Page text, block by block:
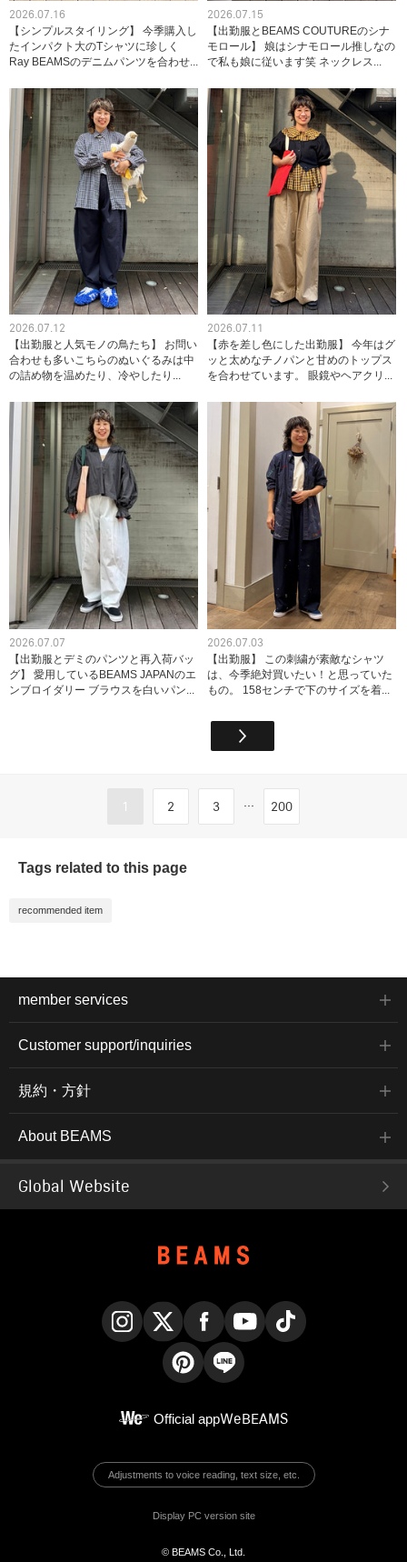
2026.07.16
【シンプルスタイリング】 今季購入し
たインパクト大のTシャツに珍しく
Ray BEAMSのデニムパンツを合わせ...
2026.07.15
【出勤服とBEAMS COUTUREのシナ
モロール】 娘はシナモロール推しなの
で私も娘に従います笑 ネックレス...
2026.07.12
【出勤服と人気モノの鳥たち】 お問い
合わせも多いこちらのぬいぐるみは中
の詰め物を温めたり、冷やしたり...
2026.07.11
【赤を差し色にした出勤服】 今年はグ
ッと太めなチノパンと甘めのトップス
を合わせています。 眼鏡やヘアクリ...
2026.07.07
【出勤服とデミのパンツと再入荷バッ
グ】 愛用しているBEAMS JAPANのエ
ンブロイダリー ブラウスを白いパン...
2026.07.03
【出勤服】 この刺繍が素敵なシャツ
は、今季絶対買いたい！と思っていた
もの。 158センチで下のサイズを着...
1 2 3 ... 200
Tags related to this page
recommended item
member services
Customer support/inquiries
規約・方針
About BEAMS
Global Website
Official appWeBEAMS
Adjustments to voice reading, text size, etc.
Display PC version site
© BEAMS Co., Ltd.